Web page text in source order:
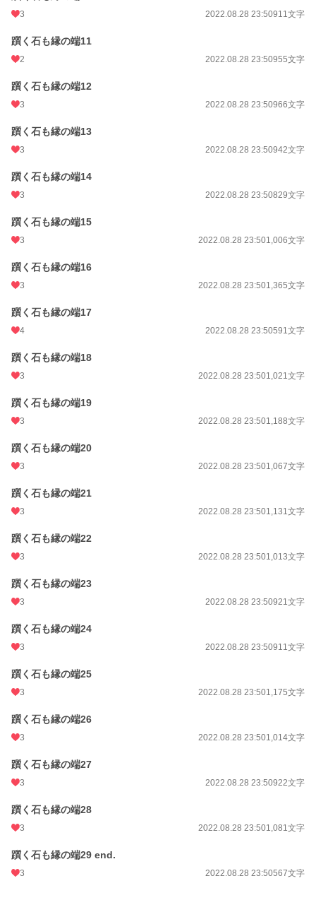
3 2022.08.28 23:50911文字
躓く石も縁の端11
2 2022.08.28 23:50955文字
躓く石も縁の端12
3 2022.08.28 23:50966文字
躓く石も縁の端13
3 2022.08.28 23:50942文字
躓く石も縁の端14
3 2022.08.28 23:50829文字
躓く石も縁の端15
3 2022.08.28 23:501,006文字
躓く石も縁の端16
3 2022.08.28 23:501,365文字
躓く石も縁の端17
4 2022.08.28 23:50591文字
躓く石も縁の端18
3 2022.08.28 23:501,021文字
躓く石も縁の端19
3 2022.08.28 23:501,188文字
躓く石も縁の端20
3 2022.08.28 23:501,067文字
躓く石も縁の端21
3 2022.08.28 23:501,131文字
躓く石も縁の端22
3 2022.08.28 23:501,013文字
躓く石も縁の端23
3 2022.08.28 23:50921文字
躓く石も縁の端24
3 2022.08.28 23:50911文字
躓く石も縁の端25
3 2022.08.28 23:501,175文字
躓く石も縁の端26
3 2022.08.28 23:501,014文字
躓く石も縁の端27
3 2022.08.28 23:50922文字
躓く石も縁の端28
3 2022.08.28 23:501,081文字
躓く石も縁の端29 end.
3 2022.08.28 23:50567文字